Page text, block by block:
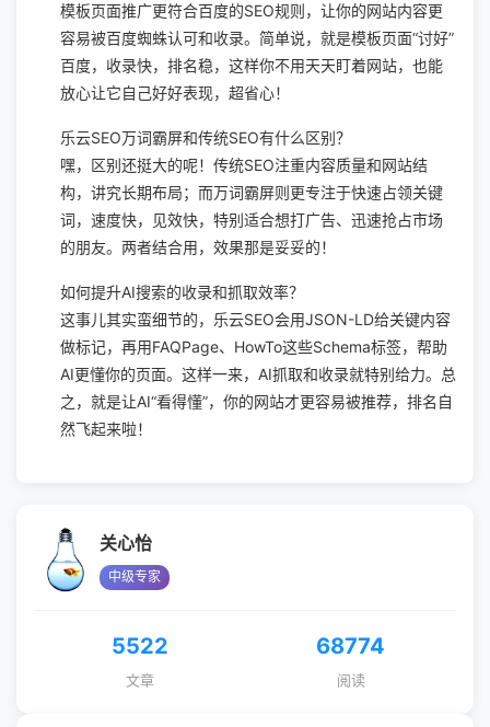
模板页面推广更符合百度的SEO规则，让你的网站内容更
容易被百度蜘蛛认可和收录。简单说，就是模板页面“讨好”
百度，收录快，排名稳，这样你不用天天盯着网站，也能
放心让它自己好好表现，超省心！
乐云SEO万词霸屏和传统SEO有什么区别？
嘿，区别还挺大的呢！传统SEO注重内容质量和网站结
构，讲究长期布局；而万词霸屏则更专注于快速占领关键
词，速度快，见效快，特别适合想打广告、迅速抢占市场
的朋友。两者结合用，效果那是妥妥的！
如何提升AI搜索的收录和抓取效率？
这事儿其实蛮细节的，乐云SEO会用JSON-LD给关键内容
做标记，再用FAQPage、HowTo这些Schema标签，帮助
AI更懂你的页面。这样一来，AI抓取和收录就特别给力。总
之，就是让AI“看得懂”，你的网站才更容易被推荐，排名自
然飞起来啦！
关心怡
中级专家
5522
文章
68774
阅读